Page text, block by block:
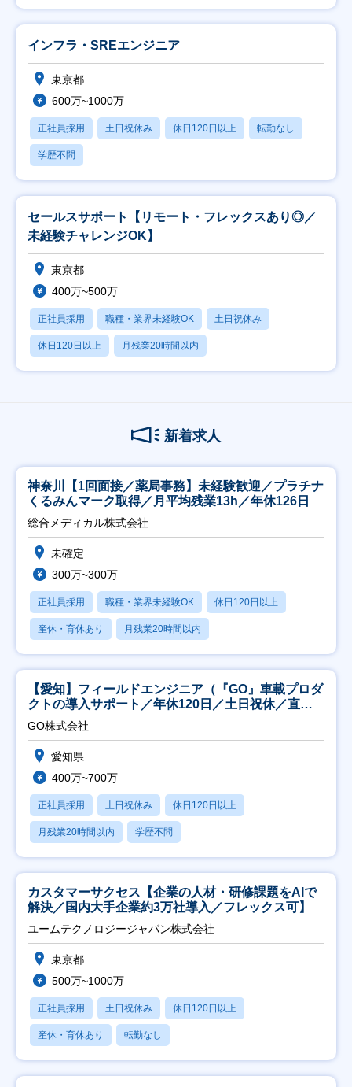
インフラ・SREエンジニア
東京都
600万~1000万
正社員採用 土日祝休み 休日120日以上 転勤なし
学歴不問
セールスサポート【リモート・フレックスあり◎／
未経験チャレンジOK】
東京都
400万~500万
正社員採用 職種・業界未経験OK 土日祝休み
休日120日以上 月残業20時間以内
新着求人
神奈川【1回面接／薬局事務】未経験歓迎／プラチナ
くるみんマーク取得／月平均残業13h／年休126日
総合メディカル株式会社
未確定
300万~300万
正社員採用 職種・業界未経験OK 休日120日以上
産休・育休あり 月残業20時間以内
【愛知】フィールドエンジニア（『GO』車載プロダ
クトの導入サポート／年休120日／土日祝休／直行
直帰
GO株式会社
愛知県
400万~700万
正社員採用 土日祝休み 休日120日以上
月残業20時間以内 学歴不問
カスタマーサクセス【企業の人材・研修課題をAIで
解決／国内大手企業約3万社導入／フレックス可】
ユームテクノロジージャパン株式会社
東京都
500万~1000万
正社員採用 土日祝休み 休日120日以上
産休・育休あり 転勤なし